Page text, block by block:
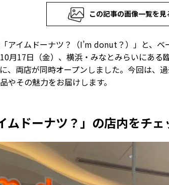
この記事の画像一覧を見
アイムドーナツ？（I’m donut？）」と、
月17日（金）、横浜・みなとみらいにある
、両店が同時オープンしました。今回は、
やその魅力をお届けします。
ムドーナツ？」の店内をチェ